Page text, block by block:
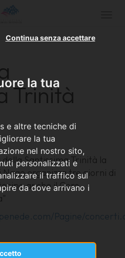
la tua
e altre tecniche di
la tua
nel nostro sito,
personalizzati e
il traffico sul
da dove arrivano i
Continua senza accettare
Trinità
Santissima Trinità la
Nago organizza tre giorni di
anche il Coro
Pagine/
Nago